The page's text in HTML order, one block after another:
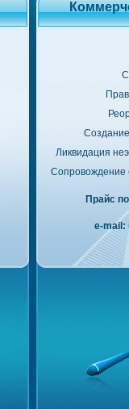
Ликвидация
Сопровождение
Прайс
e-mail: